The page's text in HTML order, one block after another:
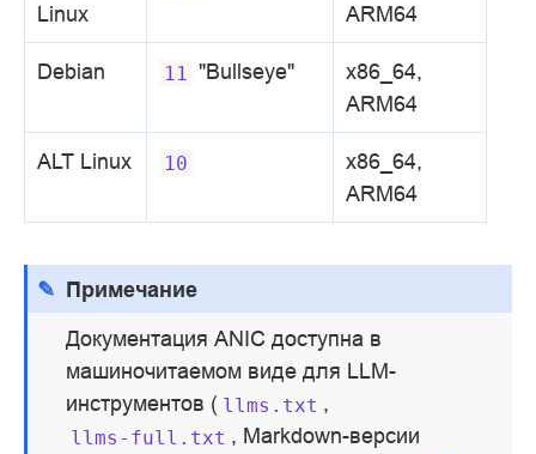
Linux
ARM64
Debian 11 "Bullseye"
x86_64,
ARM64
ALT Linux 10
x86_64,
ARM64
Примечание
Документация ANIC доступна в
машиночитаемом виде для LLM-
инструментов ( llms.txt ,
llms-full.txt , Markdown-версии